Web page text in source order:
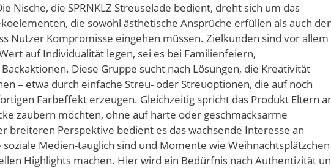
Nische, die SPRNKLZ Streuselade bedient, dreht sich um das
die sowohl ästhetische Ansprüche erfüllen als auch
Nutzer Kompromisse eingehen müssen. Zielkunden sind vor allem
auf Individualität legen, sei es bei Familienfeiern,
Diese Gruppe sucht nach Lösungen, die Kreativität
– etwa durch einfache Streu- oder Streuoptionen, die auf noch
Farbeffekt erzeugen. Gleichzeitig spricht das Produkt Eltern
zaubern möchten, ohne auf harte oder geschmacksarme
breiteren Perspektive bedient es das wachsende Interesse an
Medien-tauglich sind und Momente wie Weihnachtsplätzchen
Highlights machen. Hier wird ein Bedürfnis nach Authentizität